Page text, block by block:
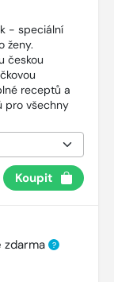
- speciální
ženy.
českou
receptů a
pro všechny
Koupit
?